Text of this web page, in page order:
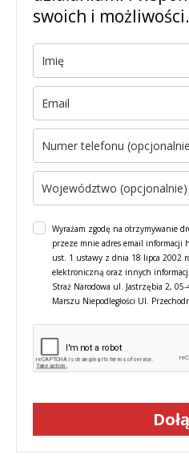
swoich i możliwości.
Wyrażam zgodę na otrzymywanie
przeze mnie adres email
ust. 1 ustawy z dnia 18 lipca 2002
elektroniczną oraz innych
Straż Narodowa ul. Jastrzębia 2,
Marszu Niepodległości Ul.